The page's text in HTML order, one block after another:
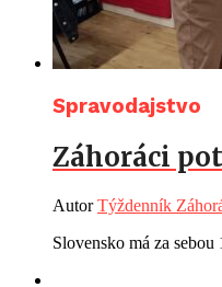
Spravodajstvo
Záhoráci
AutorTýždenník
Slovensko má za